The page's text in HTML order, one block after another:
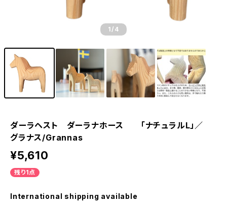
1 /4
ダーラヘスト ダーラナホース 「ナチュラルL」／
グラナス/Grannas
¥5,610
残り1点
International shipping available